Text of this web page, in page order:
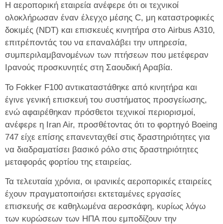
Η αεροπορική εταιρεία ανέφερε ότι οι τεχνικοί
ολοκλήρωσαν έναν έλεγχο μέσης C, μη καταστροφικές
δοκιμές (NDT) και επισκευές κινητήρα στο Airbus A310,
επιτρέποντάς του να επαναλάβει την υπηρεσία,
συμπεριλαμβανομένων των πτήσεων που μετέφεραν
Ιρανούς προσκυνητές στη Σαουδική Αραβία.
Το Fokker F100 αντικαταστάθηκε από κινητήρα και
έγινε γενική επισκευή του συστήματος προσγείωσης,
ενώ αφαιρέθηκαν πρόσθετοι τεχνικοί περιορισμοί,
ανέφερε η Iran Air, προσθέτοντας ότι το φορτηγό Boeing
747 είχε επίσης επανενταχθεί στις δραστηριότητες για
να διαδραματίσει βασικό ρόλο στις δραστηριότητες
μεταφοράς φορτίου της εταιρείας.
Τα τελευταία χρόνια, οι ιρανικές αεροπορικές εταιρείες
έχουν πραγματοποιήσει εκτεταμένες εργασίες
επισκευής σε καθηλωμένα αεροσκάφη, κυρίως λόγω
των κυρώσεων των ΗΠΑ που εμποδίζουν την